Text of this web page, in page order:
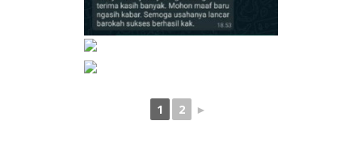
1 2 ►